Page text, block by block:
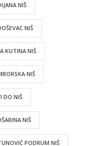
NIŠ
NIŠ
KUTINA NIŠ
NIŠ
DO NIŠ
NIŠ
PODRUM NIŠ